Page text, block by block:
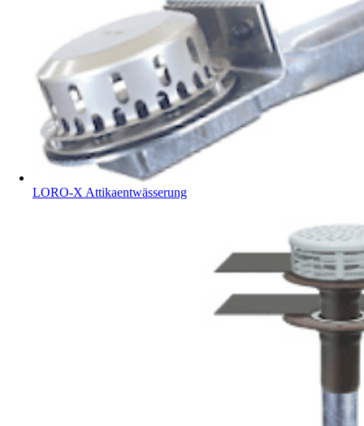
LORO-X Attikaentwässerung